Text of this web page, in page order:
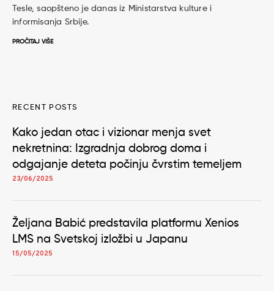
Tesle, saopšteno je danas iz Ministarstva kulture i
informisanja Srbije.
PROČITAJ VIŠE
RECENT POSTS
Kako jedan otac i vizionar menja svet
nekretnina: Izgradnja dobrog doma i
odgajanje deteta počinju čvrstim temeljem
23/06/2025
Željana Babić predstavila platformu Xenios
LMS na Svetskoj izložbi u Japanu
15/05/2025